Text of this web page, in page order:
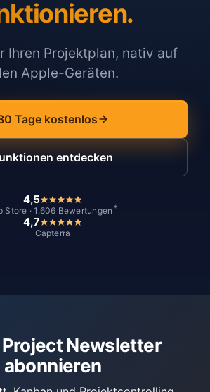
Ihren Projektplan, nativ auf
Apple-Geräten.
Tage kostenlos
entdecken
4,5
Store · 1.606 Bewertungen *
4,7
Capterra
Newsletter
abonnieren